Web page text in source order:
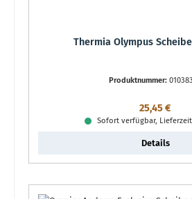
Thermia Olympus
Produktnummer:
Regulärer
25,45 €
Sofort verfügbar,
Details